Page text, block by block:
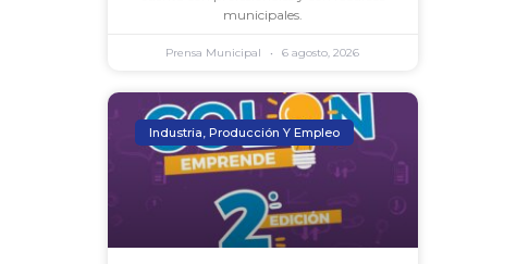
municipales.
Prensa Municipal 6 agosto, 2026
Industria, Producción Y Empleo